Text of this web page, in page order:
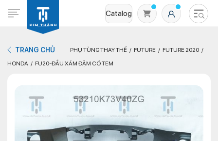
Catalog
Không có sản phẩm nào trong giỏ hàng
TRANG CHỦ PHỤ TÙNG THAY THẾ FUTURE
FUTURE 2020
HONDA
FU20-ĐẦU XÁM ĐẬM CÓ TEM